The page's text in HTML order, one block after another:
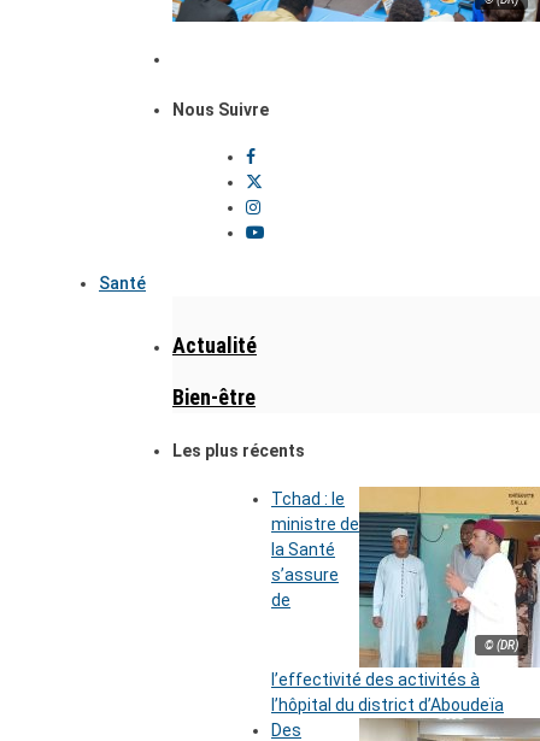
Nous Suivre
Santé
Actualité
Bien-être
Les plus récents
© (DR)
Tchad : le
ministre de
la Santé
s’assure
de
l’effectivité des activités à
l’hôpital du district d’Aboudeïa
Des